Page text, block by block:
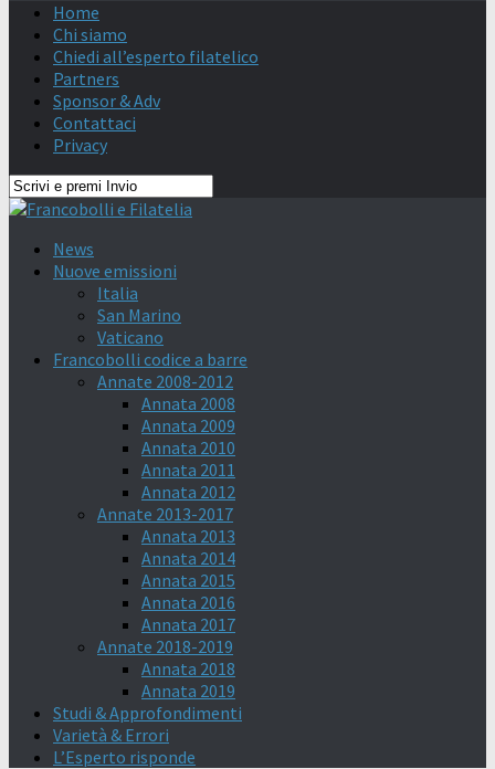
Home
Chi siamo
Chiedi all’esperto filatelico
Partners
Sponsor & Adv
Contattaci
Privacy
News
Nuove emissioni
Italia
San Marino
Vaticano
Francobolli codice a barre
Annate 2008-2012
Annata 2008
Annata 2009
Annata 2010
Annata 2011
Annata 2012
Annate 2013-2017
Annata 2013
Annata 2014
Annata 2015
Annata 2016
Annata 2017
Annate 2018-2019
Annata 2018
Annata 2019
Studi & Approfondimenti
Varietà & Errori
L’Esperto risponde